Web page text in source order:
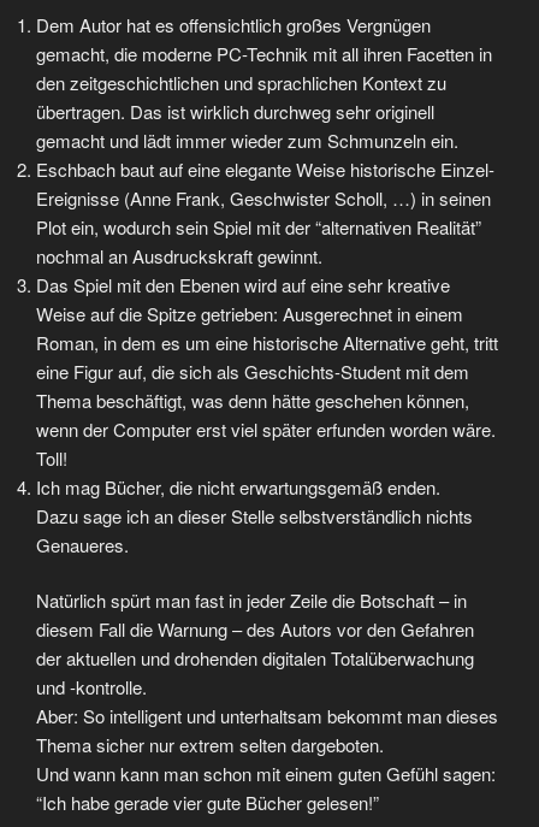
Dem Autor hat es offensichtlich großes Vergnügen
gemacht, die moderne PC-Technik mit all ihren Facetten in
den zeitgeschichtlichen und sprachlichen Kontext zu
übertragen. Das ist wirklich durchweg sehr originell
gemacht und lädt immer wieder zum Schmunzeln ein.
Eschbach baut auf eine elegante Weise historische Einzel-
Ereignisse (Anne Frank, Geschwister Scholl, …) in seinen
Plot ein, wodurch sein Spiel mit der “alternativen Realität”
nochmal an Ausdruckskraft gewinnt.
Das Spiel mit den Ebenen wird auf eine sehr kreative
Weise auf die Spitze getrieben: Ausgerechnet in einem
Roman, in dem es um eine historische Alternative geht, tritt
eine Figur auf, die sich als Geschichts-Student mit dem
Thema beschäftigt, was denn hätte geschehen können,
wenn der Computer erst viel später erfunden worden wäre.
Toll!
Ich mag Bücher, die nicht erwartungsgemäß enden.
Dazu sage ich an dieser Stelle selbstverständlich nichts
Genaueres.
Natürlich spürt man fast in jeder Zeile die Botschaft – in
diesem Fall die Warnung – des Autors vor den Gefahren
der aktuellen und drohenden digitalen Totalüberwachung
und -kontrolle.
Aber: So intelligent und unterhaltsam bekommt man dieses
Thema sicher nur extrem selten dargeboten.
Und wann kann man schon mit einem guten Gefühl sagen:
“Ich habe gerade vier gute Bücher gelesen!”